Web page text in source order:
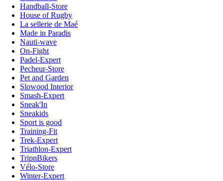
Handball-Store
House of Rugby
La sellerie de Maé
Made in Paradis
Nauti-wave
On-Fight
Padel-Expert
Pecheur-Store
Pet and Garden
Slowood Interior
Smash-Expert
Sneak'In
Sneakids
Sport is good
Training-Fit
Trek-Expert
Triathlon-Expert
TripnBikers
Vélo-Store
Winter-Expert